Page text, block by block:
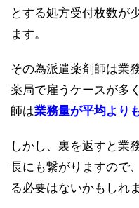
とする処方受付枚数が
ます。
その為派遣薬剤師は業
薬局で雇うケースが多
師は業務量が平均より
しかし、裏を返すと業
長にも繋がりますので
る必要はないかもしれ